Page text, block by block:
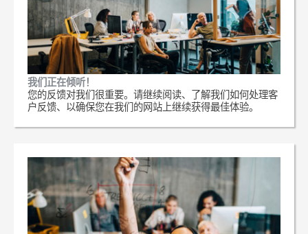
我们正在倾听！
您的反馈对我们很重要。请继续阅读、了解我们如何处理客
户反馈、以确保您在我们的网站上继续获得最佳体验。